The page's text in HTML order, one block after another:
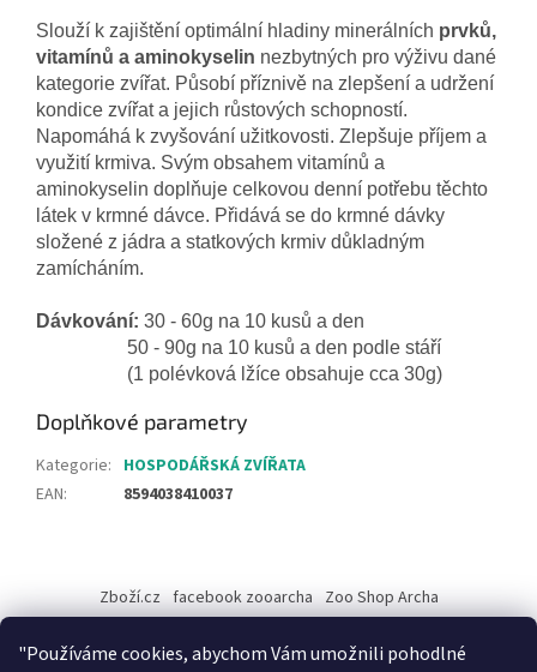
"Používáme cookies, abychom Vám umožnili pohodlné
Slouží k zajištění optimální hladiny minerálních prvků,
vitamínů a aminokyselin nezbytných pro výživu dané
kategorie zvířat. Působí příznivě na zlepšení a udržení
kondice zvířat a jejich růstových schopností.
Napomáhá k zvyšování užitkovosti. Zlepšuje příjem a
využití krmiva. Svým obsahem vitamínů a
aminokyselin doplňuje celkovou denní potřebu těchto
látek v krmné dávce. Přidává se do krmné dávky
složené z jádra a statkových krmiv důkladným
zamícháním.
Dávkování: 30 - 60g na 10 kusů a den
50 - 90g na 10 kusů a den podle stáří
(1 polévková lžíce obsahuje cca 30g)
Doplňkové parametry
Kategorie: HOSPODÁŘSKÁ ZVÍŘATA
EAN: 8594038410037
p
Zboží.cz facebook zooarcha Zoo Shop Archa
KRMIVA ENERGYS pro koně - GRANULE